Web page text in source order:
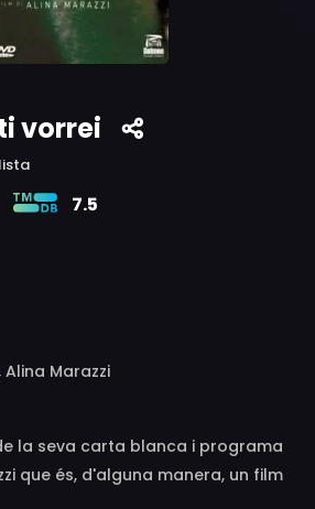
vorrei
7.5
Alina Marazzi
la seva carta blanca i programa
que és, d'alguna manera, un film
mans, a partir de l'arxiu fílmic